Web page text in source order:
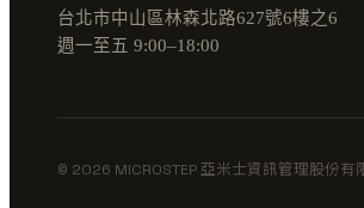
台北市中山區林森北路627號6樓之6
週一至五 9:00–18:00
© 2026 MICROSTEP 亞米士資訊管理股份有